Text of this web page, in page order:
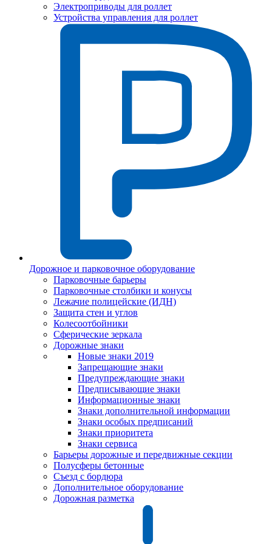
Электроприводы для роллет
Устройства управления для роллет
Дорожное и парковочное оборудование
Парковочные барьеры
Парковочные столбики и конусы
Лежачие полицейские (ИДН)
Защита стен и углов
Колесоотбойники
Сферические зеркала
Дорожные знаки
Новые знаки 2019
Запрещающие знаки
Предупреждающие знаки
Предписывающие знаки
Информационные знаки
Знаки дополнительной информации
Знаки особых предписаний
Знаки приоритета
Знаки сервиса
Барьеры дорожные и передвижные секции
Полусферы бетонные
Съезд с бордюра
Дополнительное оборудование
Дорожная разметка